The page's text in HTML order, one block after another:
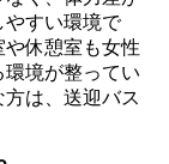
やすい環境で
休憩室も女性
境が整ってい
は、送迎バス